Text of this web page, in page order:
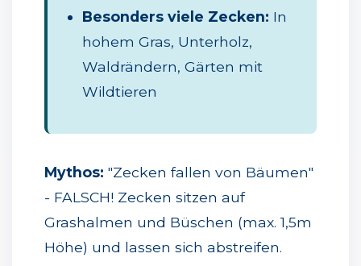
Besonders viele Zecken: In
hohem Gras, Unterholz,
Waldrändern, Gärten mit
Wildtieren
Mythos: "Zecken fallen von Bäumen"
- FALSCH! Zecken sitzen auf
Grashalmen und Büschen (max. 1,5m
Höhe) und lassen sich abstreifen.